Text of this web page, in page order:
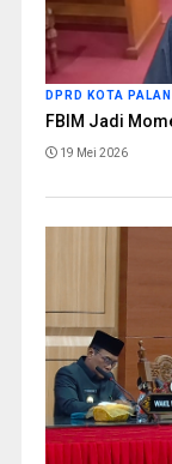
DPRD KOTA
FBIM Jadi
19 Mei 2026